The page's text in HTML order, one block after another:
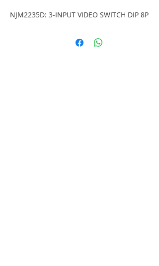
NJM2235D: 3-INPUT VIDEO SWITCH DIP 8P